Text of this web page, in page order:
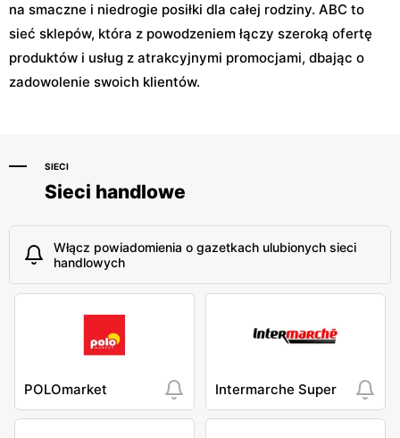
na smaczne i niedrogie posiłki dla całej rodziny. ABC to
sieć sklepów, która z powodzeniem łączy szeroką ofertę
produktów i usług z atrakcyjnymi promocjami, dbając o
zadowolenie swoich klientów.
SIECI
Sieci handlowe
Włącz powiadomienia o gazetkach ulubionych sieci
handlowych
POLOmarket Intermarche Super